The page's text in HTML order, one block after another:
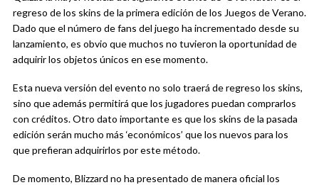
regreso de los skins de la primera edición de los Juegos de Verano.
Dado que el número de fans del juego ha incrementado desde su
lanzamiento, es obvio que muchos no tuvieron la oportunidad de
adquirir los objetos únicos en ese momento.
Esta nueva versión del evento no solo traerá de regreso los skins,
sino que además permitirá que los jugadores puedan comprarlos
con créditos. Otro dato importante es que los skins de la pasada
edición serán mucho más ‘económicos’ que los nuevos para los
que prefieran adquirirlos por este método.
De momento, Blizzard no ha presentado de manera oficial los